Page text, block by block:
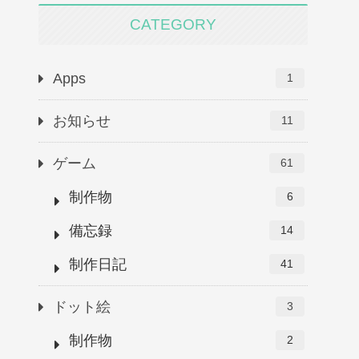
CATEGORY
Apps 1
お知らせ 11
ゲーム 61
制作物 6
備忘録 14
制作日記 41
ドット絵 3
制作物 2